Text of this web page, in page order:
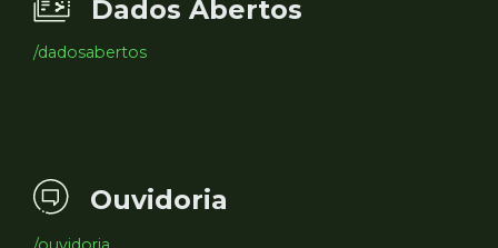
Dados Abertos
/dadosabertos
Ouvidoria